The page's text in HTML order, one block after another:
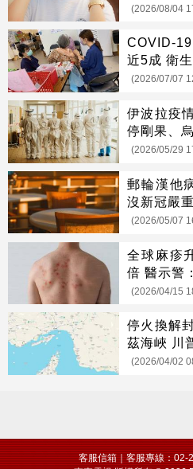
(2026/08/04
COVID-
近5成 衛
(2026/07/07
伊波拉疫
停剛果、
(2026/05/29
郵輪漢他
沒新冠嚴重
(2026/05/07
全球麻疹
倍 醫示警
(2026/04/15
停火換解
茲海峽 川
(2026/04/02
客服信箱｜客服專線：02-